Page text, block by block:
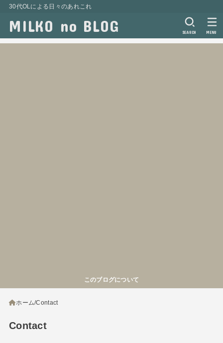
30代OLによる日々のあれこれ
MILKO no BLOG SEARCH MENU
このブログについて
ホーム Contact
Contact